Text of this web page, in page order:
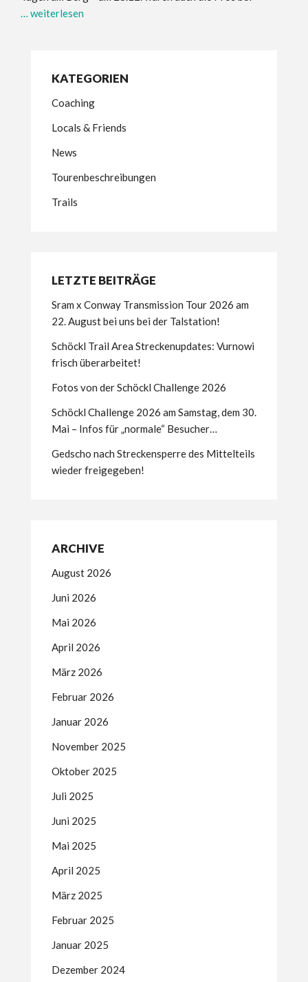
… weiterlesen
KATEGORIEN
Coaching
Locals & Friends
News
Tourenbeschreibungen
Trails
LETZTE BEITRÄGE
Sram x Conway Transmission Tour 2026 am
22. August bei uns bei der Talstation!
Schöckl Trail Area Streckenupdates: Vurnowi
frisch überarbeitet!
Fotos von der Schöckl Challenge 2026
Schöckl Challenge 2026 am Samstag, dem 30.
Mai – Infos für „normale“ Besucher…
Gedscho nach Streckensperre des Mittelteils
wieder freigegeben!
ARCHIVE
August 2026
Juni 2026
Mai 2026
April 2026
März 2026
Februar 2026
Januar 2026
November 2025
Oktober 2025
Juli 2025
Juni 2025
Mai 2025
April 2025
März 2025
Februar 2025
Januar 2025
Dezember 2024